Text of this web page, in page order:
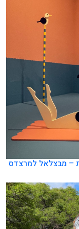
– מבצלאל למרצדס